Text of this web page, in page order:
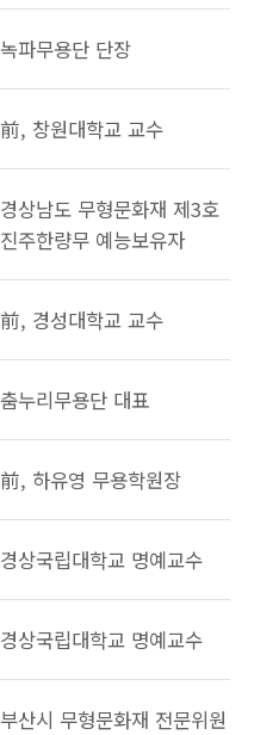
녹파무용단 단장
前, 창원대학교 교수
경상남도 무형문화재 제3호
진주한량무 예능보유자
前, 경성대학교 교수
춤누리무용단 대표
前, 하유영 무용학원장
경상국립대학교 명예교수
경상국립대학교 명예교수
부산시 무형문화재 전문위원